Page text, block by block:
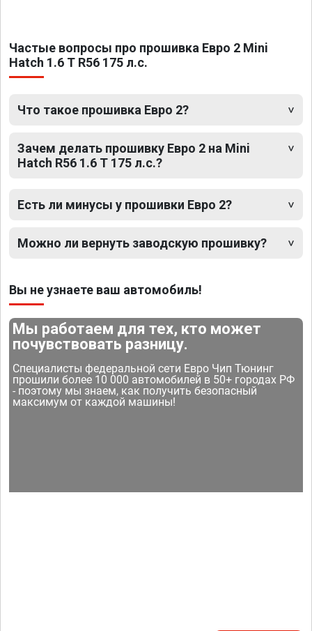
Частые вопросы про прошивка Евро 2 Mini
Hatch 1.6 T R56 175 л.с.
Что такое прошивка Евро 2?
Зачем делать прошивку Евро 2 на Mini
Hatch R56 1.6 T 175 л.с.?
Есть ли минусы у прошивки Евро 2?
Можно ли вернуть заводскую прошивку?
Вы не узнаете ваш автомобиль!
Мы работаем для тех, кто может
почувствовать разницу.
Специалисты федеральной сети Евро Чип Тюнинг
прошили более 10 000 автомобилей в 50+ городах РФ
- поэтому мы знаем, как получить безопасный
максимум от каждой машины!